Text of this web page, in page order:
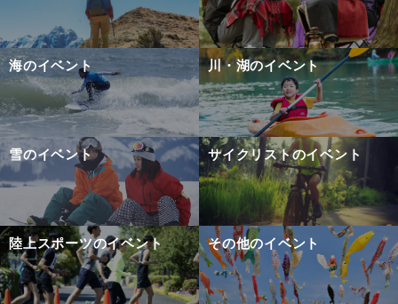
海のイベント 川・湖のイベント
雪のイベント サイクリストのイベント
陸上スポーツのイベント その他のイベント